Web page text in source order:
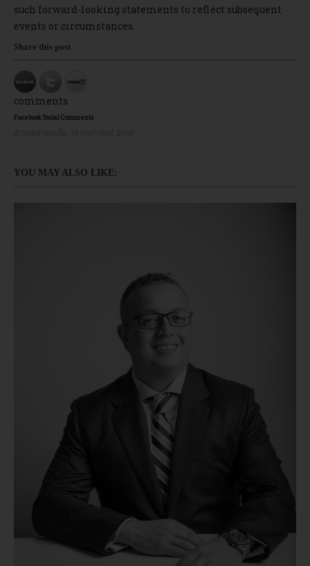
such forward-looking statements to reflect subsequent
events or circumstances.
Share this post
comments
Facebook Social Comments
YOU MAY ALSO LIKE: